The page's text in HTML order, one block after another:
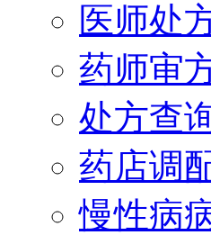
医师处
药师审
处方查
药店调
慢性病